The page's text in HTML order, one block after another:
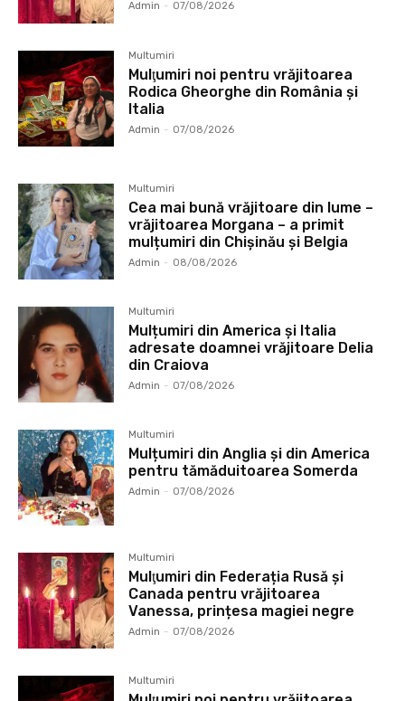
Admin - 07/08/2026
Multumiri
Mulţumiri noi pentru vrăjitoarea
Rodica Gheorghe din România și
Italia
Admin - 07/08/2026
Multumiri
Cea mai bună vrăjitoare din lume –
vrăjitoarea Morgana – a primit
mulțumiri din Chișinău și Belgia
Admin - 08/08/2026
Multumiri
Mulțumiri din America și Italia
adresate doamnei vrăjitoare Delia
din Craiova
Admin - 07/08/2026
Multumiri
Mulțumiri din Anglia și din America
pentru tămăduitoarea Somerda
Admin - 07/08/2026
Multumiri
Mulţumiri din Federația Rusă și
Canada pentru vrăjitoarea
Vanessa, prințesa magiei negre
Admin - 07/08/2026
Multumiri